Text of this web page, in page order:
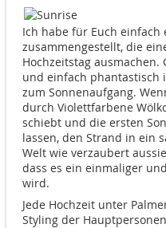
Ich habe für Euch einfach
zusammengestellt, die
Hochzeitstag
und einfach phantastisch
zum Sonnenaufgang.
durch Violettfarbene
schiebt und die ersten
lassen, den Strand in ein
Welt wie verzaubert
dass es ein einmaliger
wird.
Jede Hochzeit unter
Styling der